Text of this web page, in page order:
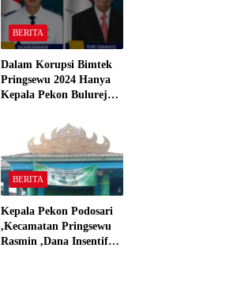
BERITA
Dalam Korupsi Bimtek
Pringsewu 2024 Hanya
Kepala Pekon Bulurejo
dan Dana Insentif Pekon
BERITA
Kepala Pekon Podosari
,Kecamatan Pringsewu
Rasmin ,Dana Insentif